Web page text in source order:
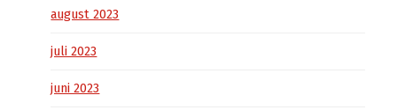
august 2023
juli 2023
juni 2023